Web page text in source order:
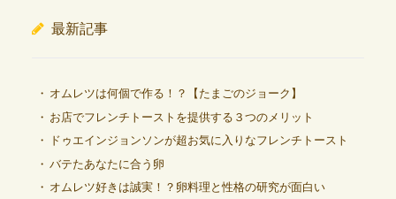
最新記事
オムレツは何個で作る！？【たまごのジョーク】
お店でフレンチトーストを提供する３つのメリット
ドゥエインジョンソンが超お気に入りなフレンチトースト
バテたあなたに合う卵
オムレツ好きは誠実！？卵料理と性格の研究が面白い